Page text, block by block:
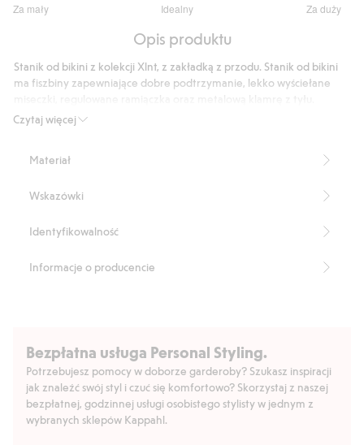
Za mały Idealny Za duży
na
32
głosów
Opis produktu
Czytaj więcej
Stanik od bikini z kolekcji Xlnt, z zakładką z przodu. Stanik od bikini
ma fiszbiny zapewniające dobre podtrzymanie, lekko wyściełane
Materiał ma ładną błyszczącą powierzchnię.
Lekko wyściełane miseczki
Regulowane ramiączka
Błyszczące wykończenie
Numer artykułu
426502
Materiał
Wskazówki
Identyfikowalność
Informacje o producencie
Bezpłatna usługa Personal Styling.
Potrzebujesz pomocy w doborze garderoby? Szukasz inspiracji
jak znaleźć swój styl i czuć się komfortowo? Skorzystaj z naszej
bezpłatnej, godzinnej usługi osobistego stylisty w jednym z
wybranych sklepów Kappahl.